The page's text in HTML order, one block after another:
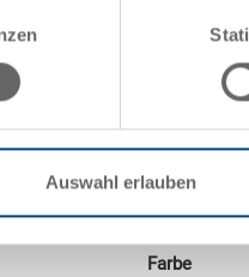
Auswahl erlauben
Farbe